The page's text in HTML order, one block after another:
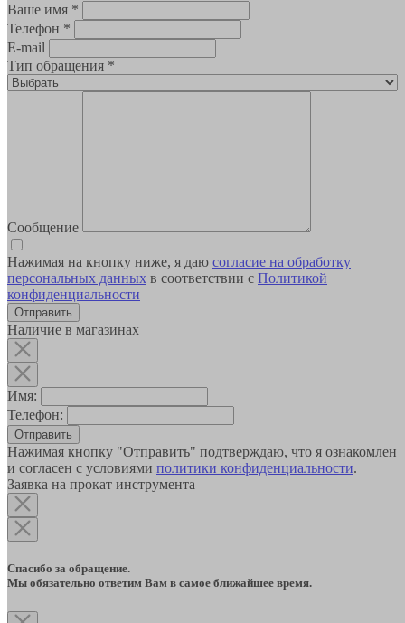
Ваше имя *
Телефон *
E-mail
Тип обращения *
Сообщение
Нажимая на кнопку ниже, я даю согласие на обработку
персональных данных в соответствии с Политикой
конфиденциальности
Наличие в магазинах
Имя:
Телефон:
Отправить
Нажимая кнопку "Отправить" подтверждаю, что я ознакомлен
и согласен с условиями политики конфиденциальности.
Заявка на прокат инструмента
Спасибо за обращение.
Мы обязательно ответим Вам в самое ближайшее время.